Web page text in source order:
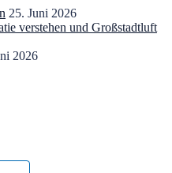
25. Juni 2026
verstehen und Großstadtluft
2026